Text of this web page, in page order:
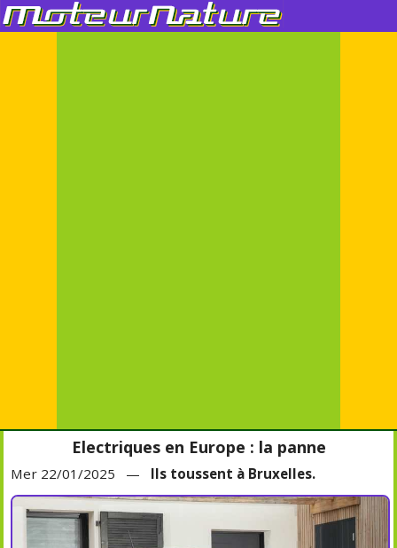
Electriques en Europe : la panne
Mer 22/01/2025 — Ils toussent à Bruxelles.